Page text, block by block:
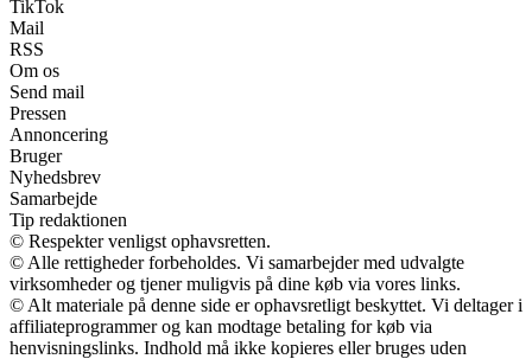
TikTok
Mail
RSS
Om os
Send mail
Pressen
Annoncering
Bruger
Nyhedsbrev
Samarbejde
Tip redaktionen
© Respekter venligst ophavsretten.
© Alle rettigheder forbeholdes. Vi samarbejder med udvalgte
virksomheder og tjener muligvis på dine køb via vores links.
© Alt materiale på denne side er ophavsretligt beskyttet. Vi deltager i
affiliateprogrammer og kan modtage betaling for køb via
henvisningslinks. Indhold må ikke kopieres eller bruges uden